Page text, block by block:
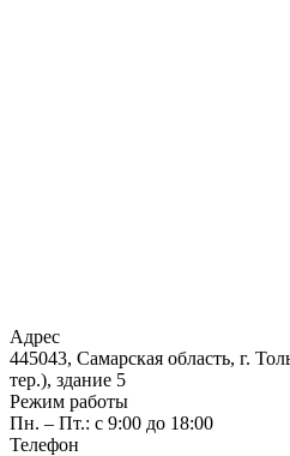
Адрес
445043, Самарская область, г.
тер.), здание 5
Режим работы
Пн. – Пт.: с 9:00 до 18:00
Телефон